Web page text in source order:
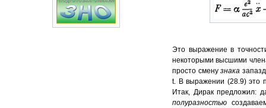
Это выражение в
некоторыми высшими
просто сменузнака
t. В выражении (28.9) это
Итак, Дирак предложил:
полуразностью